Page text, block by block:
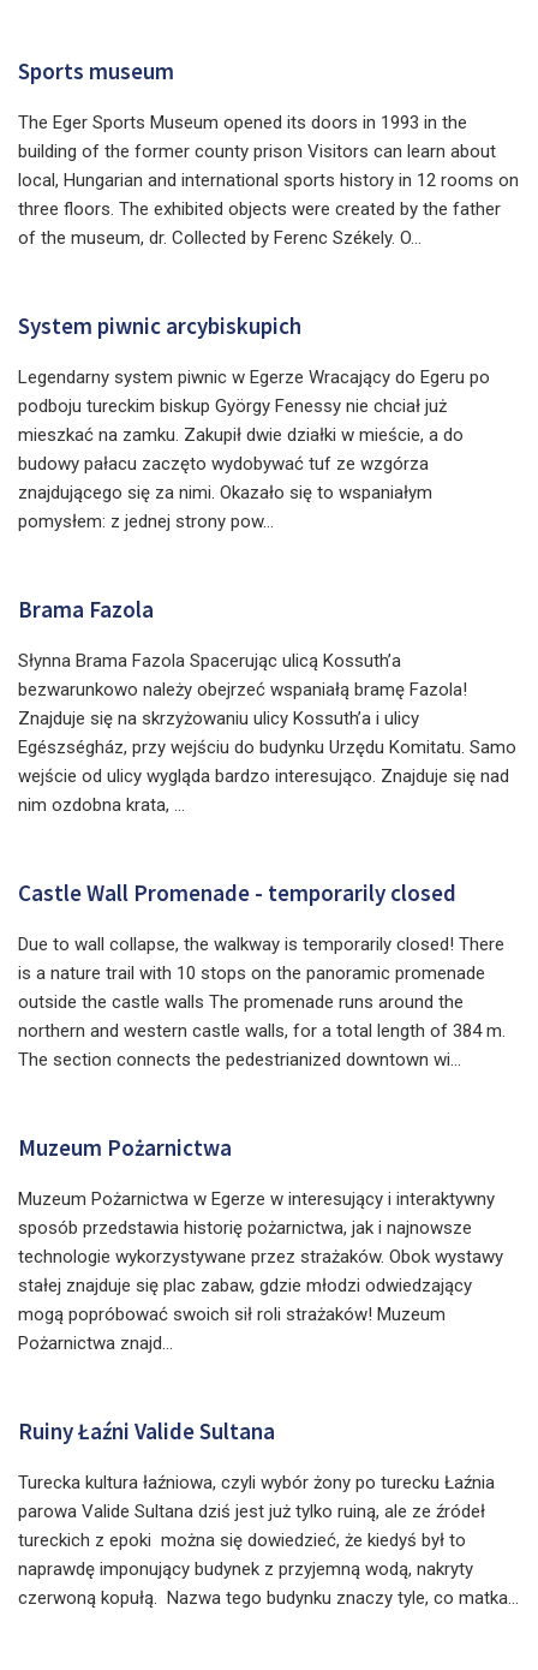
Sports museum
The Eger Sports Museum opened its doors in 1993 in the
building of the former county prison Visitors can learn about
local, Hungarian and international sports history in 12 rooms on
three floors. The exhibited objects were created by the father
of the museum, dr. Collected by Ferenc Székely. O...
System piwnic arcybiskupich
Legendarny system piwnic w Egerze Wracający do Egeru po
podboju tureckim biskup György Fenessy nie chciał już
mieszkać na zamku. Zakupił dwie działki w mieście, a do
budowy pałacu zaczęto wydobywać tuf ze wzgórza
znajdującego się za nimi. Okazało się to wspaniałym
pomysłem: z jednej strony pow...
Brama Fazola
Słynna Brama Fazola Spacerując ulicą Kossuth’a
bezwarunkowo należy obejrzeć wspaniałą bramę Fazola!
Znajduje się na skrzyżowaniu ulicy Kossuth’a i ulicy
Egészségház, przy wejściu do budynku Urzędu Komitatu. Samo
wejście od ulicy wygląda bardzo interesująco. Znajduje się nad
nim ozdobna krata, ...
Castle Wall Promenade - temporarily closed
Due to wall collapse, the walkway is temporarily closed! There
is a nature trail with 10 stops on the panoramic promenade
outside the castle walls The promenade runs around the
northern and western castle walls, for a total length of 384 m.
The section connects the pedestrianized downtown wi...
Muzeum Pożarnictwa
Muzeum Pożarnictwa w Egerze w interesujący i interaktywny
sposób przedstawia historię pożarnictwa, jak i najnowsze
technologie wykorzystywane przez strażaków. Obok wystawy
stałej znajduje się plac zabaw, gdzie młodzi odwiedzający
mogą popróbować swoich sił roli strażaków! Muzeum
Pożarnictwa znajd...
Ruiny Łaźni Valide Sultana
Turecka kultura łaźniowa, czyli wybór żony po turecku Łaźnia
parowa Valide Sultana dziś jest już tylko ruiną, ale ze źródeł
tureckich z epoki można się dowiedzieć, że kiedyś był to
naprawdę imponujący budynek z przyjemną wodą, nakryty
czerwoną kopułą. Nazwa tego budynku znaczy tyle, co matka...